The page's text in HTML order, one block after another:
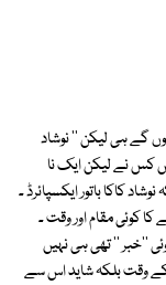
گے ہی لیکن '' نوشاد
کس نے لیکن ایک نا
کاکا باتور ایکسپائرڈ ۔
کوئی مقام اور وقت ۔
''خبر '' تھی ہی نہیں
کے وقت بلکہ شاید اس سے